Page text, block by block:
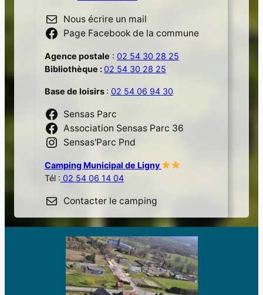
Nous écrire un mail
Page Facebook de la commune
Agence postale : 02 54 30 28 25
Bibliothèque :02 54 30 28 25
Base de loisirs : 02 54 06 94 30
Sensas Parc
Association Sensas Parc 36
Sensas'Parc Pnd
Camping Municipal de Ligny
Tél : 02 54 06 14 04
Contacter le camping